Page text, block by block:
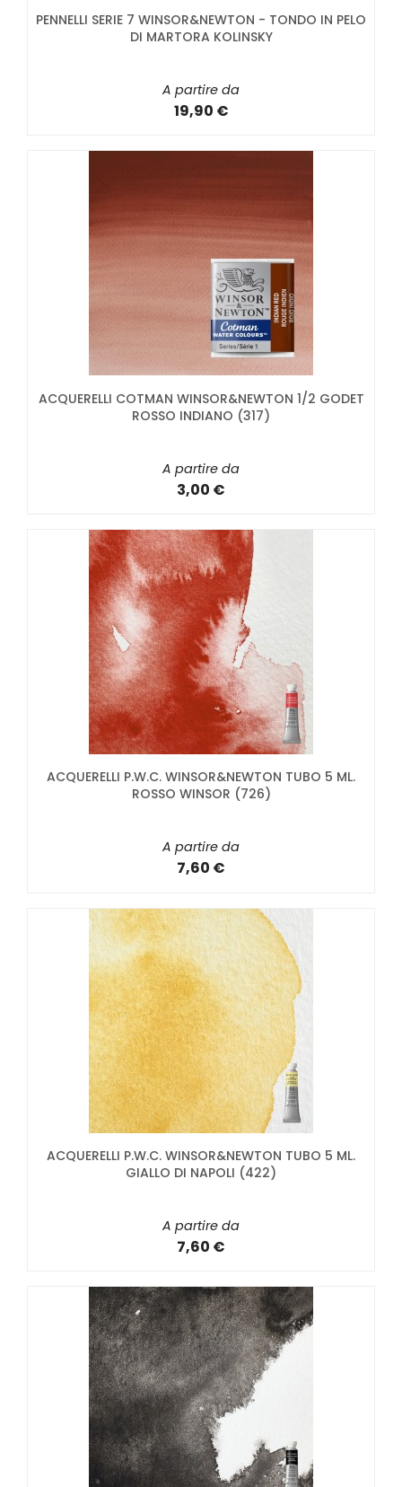
PENNELLI SERIE 7 WINSOR&NEWTON - TONDO IN PELO
DI MARTORA KOLINSKY
A partire da
19,90 €
ACQUERELLI COTMAN WINSOR&NEWTON 1/2 GODET
ROSSO INDIANO (317)
A partire da
3,00 €
ACQUERELLI P.W.C. WINSOR&NEWTON TUBO 5 ML.
ROSSO WINSOR (726)
A partire da
7,60 €
ACQUERELLI P.W.C. WINSOR&NEWTON TUBO 5 ML.
GIALLO DI NAPOLI (422)
A partire da
7,60 €